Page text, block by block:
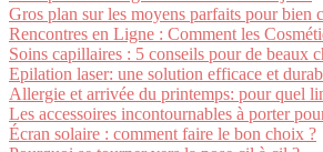
Gros plan sur les moyens parfaits pour bien
Rencontres en Ligne : Comment les
Soins capillaires : 5 conseils pour de beaux
Epilation laser: une solution efficace et
Allergie et arrivée du printemps: pour quel
Les accessoires incontournables à porter
Écran solaire : comment faire le bon choix ?